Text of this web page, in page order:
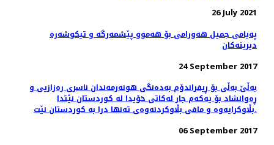
26 July 2021
پەیامی جمیل هەورامی بۆ هەموو پێشمەرگە و تیكوشەرە
دیرینەكان
24 September 2017
بەڵێ بەڵی بۆ ڕیفراندۆم بەدەنگی هونەرمەندان ناسری رەزازیی و
ڕەوانشاد بۆ یەکەم جار لەکاتی خۆیدا لە کوردستان نێتدا
بڵاوکرایەوە و مافی بڵاوکردنەوەی تەنها درا بە کوردستان نێت.
06 September 2017